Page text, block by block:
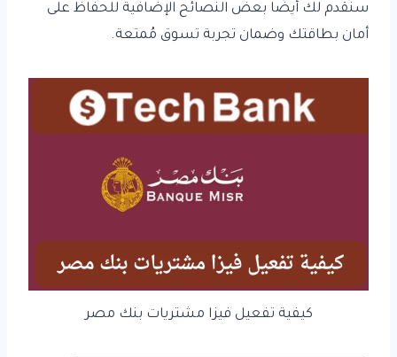
سنُقدم لك أيضًا بعض النصائح الإضافية للحفاظ على
أمان بطاقتك وضمان تجربة تسوق مُمتعة.
كيفية تفعيل فيزا مشتريات بنك مصر